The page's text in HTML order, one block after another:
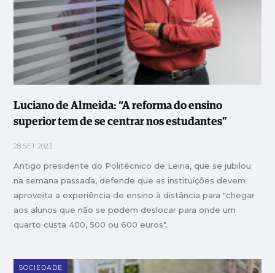
Luciano de Almeida: “A reforma do ensino
superior tem de se centrar nos estudantes”
28 SET 2023
Antigo presidente do Politécnico de Leiria, que se jubilou
na semana passada, defende que as instituições devem
aproveita a experiência de ensino à distância para "chegar
aos alunos que não se podem deslocar para onde um
quarto custa 400, 500 ou 600 euros".
SOCIEDADE